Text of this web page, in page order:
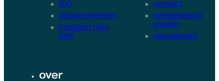
IDO
abonnementen
inloggen mijn
DOK
contact
veelgestelde
vragen
nieuwsbrief
over